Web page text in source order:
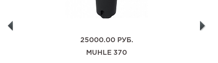
25000.00РУБ.
MUHLE 370